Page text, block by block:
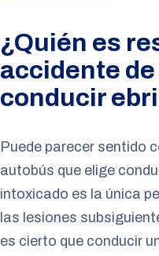
¿Quién es
accidente
conducir
Puede parecer sentido
autobús que elige
intoxicado es la única
las lesiones
es cierto que conducir